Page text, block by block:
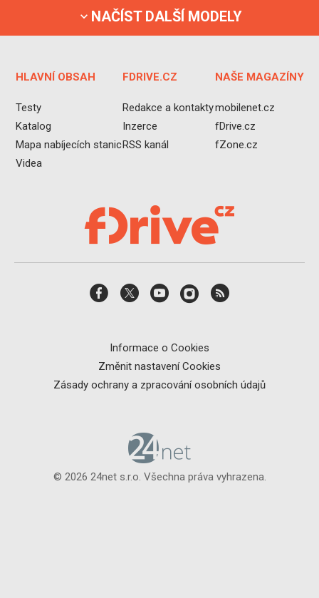
NAČÍST DALŠÍ MODELY
HLAVNÍ OBSAH
Testy
Katalog
Mapa nabíjecích stanic
Videa
FDRIVE.CZ
Redakce a kontakty
Inzerce
RSS kanál
NAŠE MAGAZÍNY
mobilenet.cz
fDrive.cz
fZone.cz
Informace o Cookies
Změnit nastavení Cookies
Zásady ochrany a zpracování osobních údajů
© 2026 24net s.r.o. Všechna práva vyhrazena.